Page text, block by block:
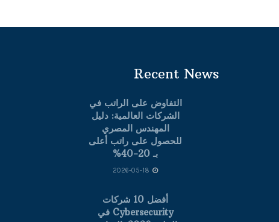
Recent News
التفاوض على الراتب في
الشركات العالمية: دليل
المهندس المصري
للحصول على راتب أعلى
بـ 20-40%
أفضل 10 شركات
Cybersecurity في